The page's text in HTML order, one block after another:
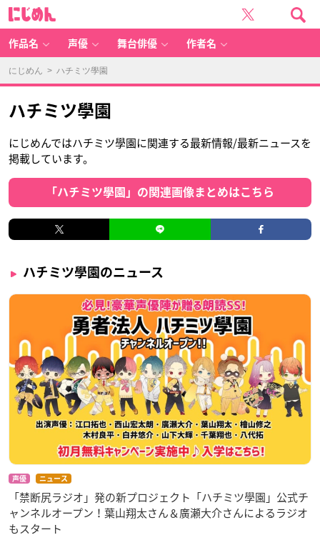
作品名 声優 舞台俳優 作者名
にじめん > ハチミツ學園
ハチミツ學園
にじめんではハチミツ學園に関連する最新情報/最新ニュースを
掲載しています。
「ハチミツ學園」の関連画像まとめはこちら
ハチミツ學園のニュース
声優 ニュース
「禁断尻ラジオ」発の新プロジェクト「ハチミツ學園」公式チ
ャンネルオープン！葉山翔太さん＆廣瀬大介さんによるラジオ
もスタート